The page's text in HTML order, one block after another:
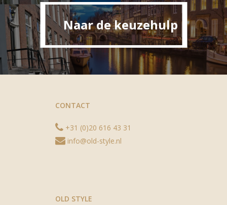
Naar de keuzehulp
Naar de keuzehulp
CONTACT
+31 (0)20 616 43 31
info@old-style.nl
OLD STYLE